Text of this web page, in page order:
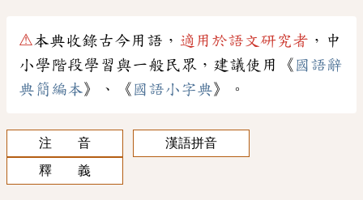
⚠本典收錄古今用語， 適用於語文研究者 ，中
小學階段學習與一般民眾，建議使用《 國語辭
典簡編本》、《 國語小字典》。
注 音
漢語拼音
釋 義